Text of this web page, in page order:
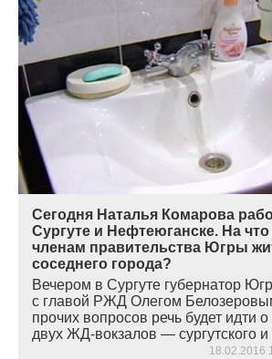
Сегодня Наталья Комарова
Сургуте и Нефтеюганске. На
членам правительства Югры
соседнего города?
Вечером в Сургуте губернатор
с главой РЖД Олегом
прочих вопросов речь будет идти о
двух ЖД-вокзалов — сургутского
18.02.2016